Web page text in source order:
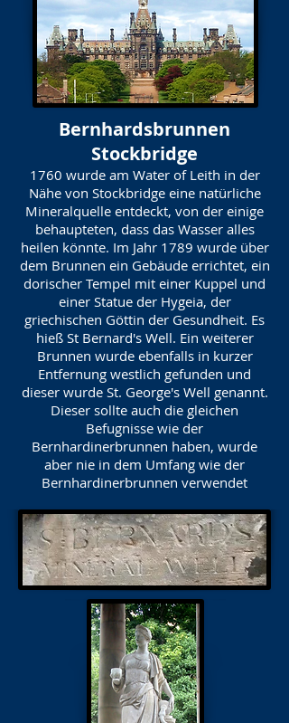
Bernhardsbrunnen
Stockbridge
1760 wurde am Water of Leith in der
Nähe von Stockbridge eine natürliche
Mineralquelle entdeckt, von der einige
behaupteten, dass das Wasser alles
heilen könnte. Im Jahr 1789 wurde über
dem Brunnen ein Gebäude errichtet, ein
dorischer Tempel mit einer Kuppel und
einer Statue der Hygeia, der
griechischen Göttin der Gesundheit. Es
hieß St Bernard's Well. Ein weiterer
Brunnen wurde ebenfalls in kurzer
Entfernung westlich gefunden und
dieser wurde St. George's Well genannt.
Dieser sollte auch die gleichen
Befugnisse wie der
Bernhardinerbrunnen haben, wurde
aber nie in dem Umfang wie der
Bernhardinerbrunnen verwendet